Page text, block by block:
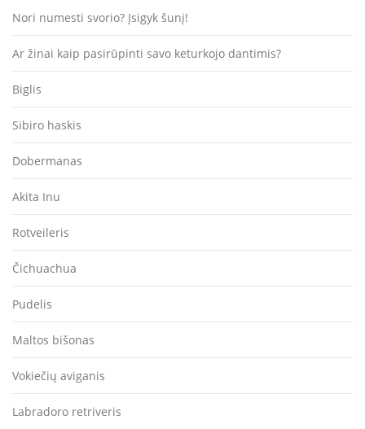
Nori numesti svorio? Įsigyk šunį!
Ar žinai kaip pasirūpinti savo keturkojo dantimis?
Biglis
Sibiro haskis
Dobermanas
Akita Inu
Rotveileris
Čichuachua
Pudelis
Maltos bišonas
Vokiečių aviganis
Labradoro retriveris